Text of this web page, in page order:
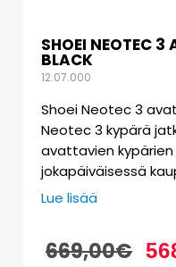
SHOEI NEOTEC
BLACK
12.07.000
Shoei Neotec 3
Neotec 3 kypärä
avattavien kypärien
jokapäiväisessä
Lue lisää
669,00€